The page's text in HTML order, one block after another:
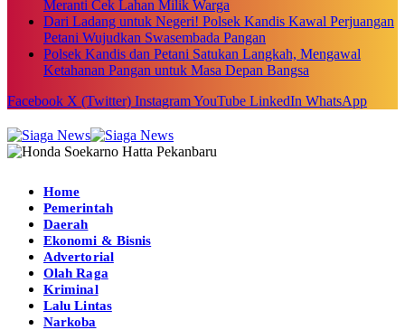
Meranti Cek Lahan Milik Warga
Dari Ladang untuk Negeri! Polsek Kandis Kawal Perjuangan
Petani Wujudkan Swasembada Pangan
Polsek Kandis dan Petani Satukan Langkah, Mengawal
Ketahanan Pangan untuk Masa Depan Bangsa
Facebook X (Twitter) InstagramYouTube LinkedIn WhatsApp
Home
Pemerintah
Daerah
Ekonomi & Bisnis
Advertorial
Olah Raga
Kriminal
Lalu Lintas
Narkoba